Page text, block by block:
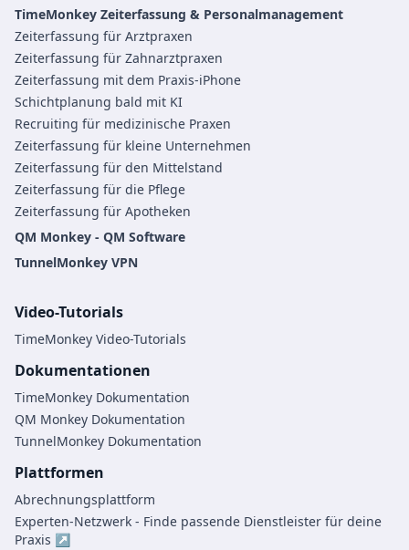
TimeMonkey Zeiterfassung & Personalmanagement
Zeiterfassung für Arztpraxen
Zeiterfassung für Zahnarztpraxen
Zeiterfassung mit dem Praxis-iPhone
Schichtplanung bald mit KI
Recruiting für medizinische Praxen
Zeiterfassung für kleine Unternehmen
Zeiterfassung für den Mittelstand
Zeiterfassung für die Pflege
Zeiterfassung für Apotheken
QM Monkey - QM Software
TunnelMonkey VPN
Video-Tutorials
TimeMonkey Video-Tutorials
Dokumentationen
TimeMonkey Dokumentation
QM Monkey Dokumentation
TunnelMonkey Dokumentation
Plattformen
Abrechnungsplattform
Experten-Netzwerk - Finde passende Dienstleister für deine
Praxis ↗